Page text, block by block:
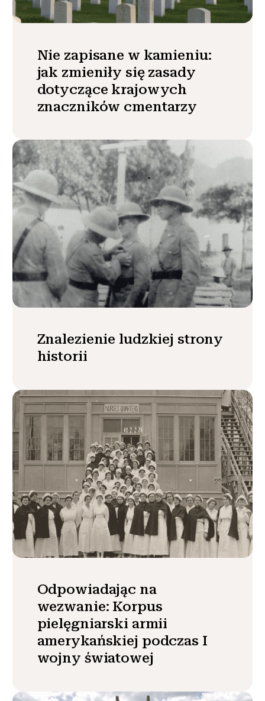
Nie zapisane w kamieniu:
jak zmieniły się zasady
dotyczące krajowych
znaczników cmentarzy
Znalezienie ludzkiej strony
historii
Odpowiadając na
wezwanie: Korpus
pielęgniarski armii
amerykańskiej podczas I
wojny światowej